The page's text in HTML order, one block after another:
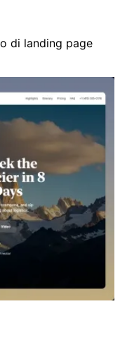
di landing page